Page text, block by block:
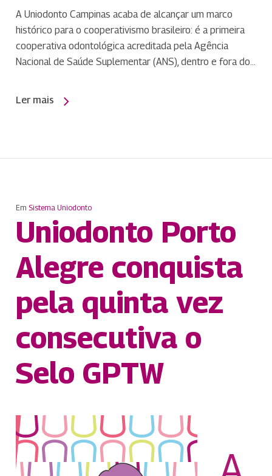
A Uniodonto Campinas acaba de alcançar um marco
histórico para o cooperativismo brasileiro: é a primeira
cooperativa odontológica acreditada pela Agência
Nacional de Saúde Suplementar (ANS), dentro e fora do…
Ler mais
Em Sistema Uniodonto
Uniodonto Porto
Alegre conquista
pela quinta vez
consecutiva o
Selo GPTW